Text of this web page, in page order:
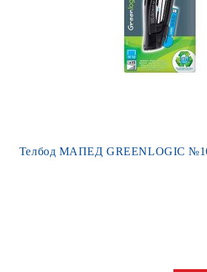
Телбод МАПЕД GREENLOGIC